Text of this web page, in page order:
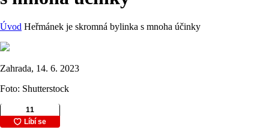
Úvod Heřmánek je skromná bylinka s mnoha účinky
Zahrada, 14. 6. 2023
Foto: Shutterstock